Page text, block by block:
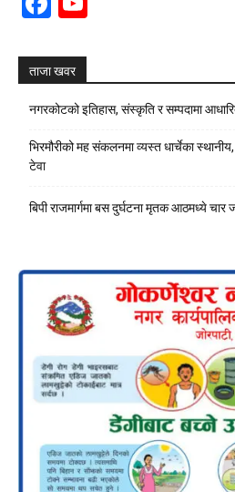
ताजा खवर
नगरकोटको इतिहास, संस्कृति र सम्पदामा
भिरमौरीको मह संकलनमा व्यस्त धार्चेका स्थानीय,
टेवा
बिपी राजमार्गमा बस दुर्घटना मृतक आठमध्ये चार